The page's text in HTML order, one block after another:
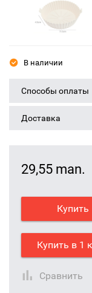
В наличии
Способы оплаты
Доставка
29,55 man.
Купить
Купить в 1
Сравнить